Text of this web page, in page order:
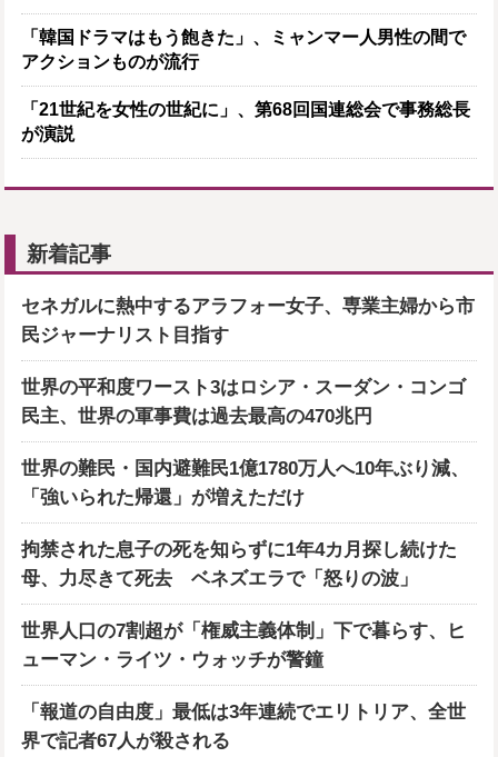
「韓国ドラマはもう飽きた」、ミャンマー人男性の間で
アクションものが流行
「21世紀を女性の世紀に」、第68回国連総会で事務総長
が演説
新着記事
セネガルに熱中するアラフォー女子、専業主婦から市
民ジャーナリスト目指す
世界の平和度ワースト3はロシア・スーダン・コンゴ
民主、世界の軍事費は過去最高の470兆円
世界の難民・国内避難民1億1780万人へ10年ぶり減、
「強いられた帰還」が増えただけ
拘禁された息子の死を知らずに1年4カ月探し続けた
母、力尽きて死去 ベネズエラで「怒りの波」
世界人口の7割超が「権威主義体制」下で暮らす、ヒ
ューマン・ライツ・ウォッチが警鐘
「報道の自由度」最低は3年連続でエリトリア、全世
界で記者67人が殺される